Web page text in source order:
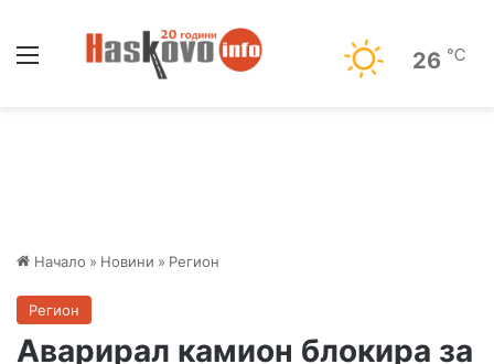
26 ℃
Начало » Новини » Регион
Регион
Аварирал камион блокира за